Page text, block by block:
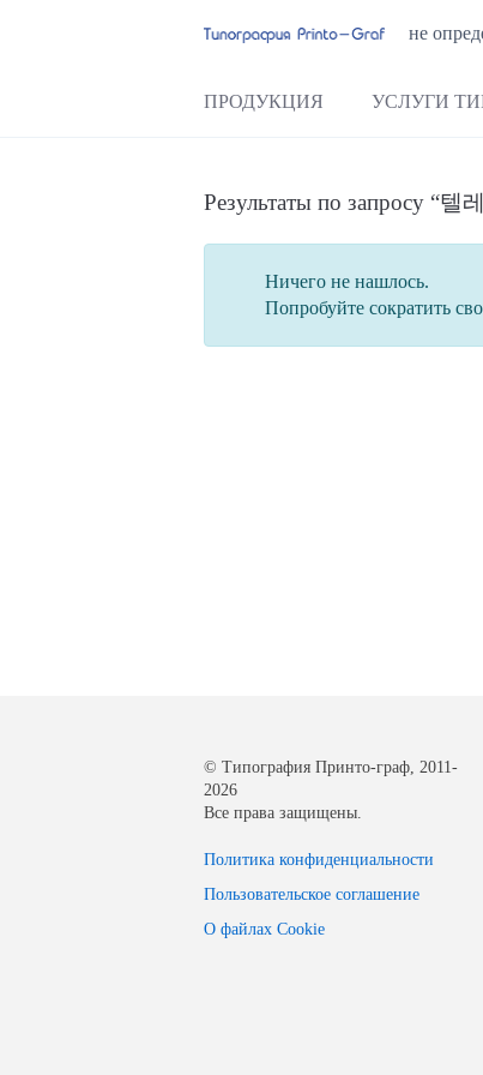
не
ПРОДУКЦИЯ УСЛУГИ
Результаты по запросу “
Ничего не нашлось.
Попробуйте сократить
© Типография Принто-граф, 2011-
2026
Все права защищены.
Политика конфиденциальности
Пользовательское соглашение
О файлах Cookie